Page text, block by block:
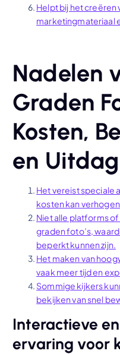
Helpt bij het
marketingmateriaal
Nadelen
Graden
Kosten,
en
Het vereist speciale
kosten kan
Niet alle platforms
graden foto’s,
beperkt kunnen zijn.
Het maken van
vaak meer tijd en
Sommige kijkers
bekijken van snel
Interactieve
ervaring voor